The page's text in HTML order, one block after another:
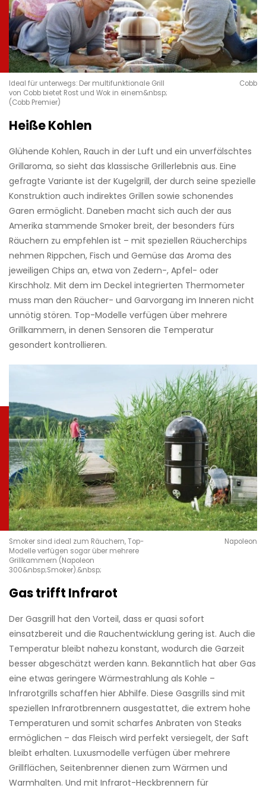
Ideal für unterwegs: Der multifunktionale Grill
von Cobb bietet Rost und Wok in einem&nbsp;
(Cobb Premier)
Cobb
Heiße Kohlen
Glühende Kohlen, Rauch in der Luft und ein unverfälschtes
Grillaroma, so sieht das klassische Grillerlebnis aus. Eine
gefragte Variante ist der Kugelgrill, der durch seine spezielle
Konstruktion auch indirektes Grillen sowie schonendes
Garen ermöglicht. Daneben macht sich auch der aus
Amerika stammende Smoker breit, der besonders fürs
Räuchern zu empfehlen ist – mit speziellen Räucherchips
nehmen Rippchen, Fisch und Gemüse das Aroma des
jeweiligen Chips an, etwa von Zedern-, Apfel- oder
Kirschholz. Mit dem im Deckel integrierten Thermometer
muss man den Räucher- und Garvorgang im ­Inneren nicht
unnötig stören. Top-Modelle verfügen über mehrere
Grillkammern, in denen Sensoren die Temperatur
gesondert kontrollieren.
Smoker sind ideal zum Räuchern, Top-
Modelle verfügen sogar über mehrere
Grillkammern (Napoleon
300&nbsp;Smoker).&nbsp;
Napoleon
Gas trifft Infrarot
Der Gasgrill hat den Vorteil, dass er quasi sofort
einsatzbereit und die Rauchentwicklung gering ist. Auch die
Temperatur bleibt nahezu konstant, wodurch die Garzeit
besser ab­geschätzt werden kann. Bekanntlich hat aber Gas
eine ­etwas geringere Wärmestrahlung als Kohle –
Infrarotgrills schaffen hier Abhilfe. Diese Gasgrills sind mit
speziellen Infrarotbrennern ausgestattet, die extrem hohe
Temperaturen und somit scharfes Anbraten von Steaks
ermöglichen – das Fleisch wird perfekt versiegelt, der Saft
bleibt erhalten. Luxusmodelle verfügen über mehrere
Grillflächen, Seitenbrenner dienen zum Wärmen und
Warmhalten. Und mit ­Infrarot-Heckbrennern für